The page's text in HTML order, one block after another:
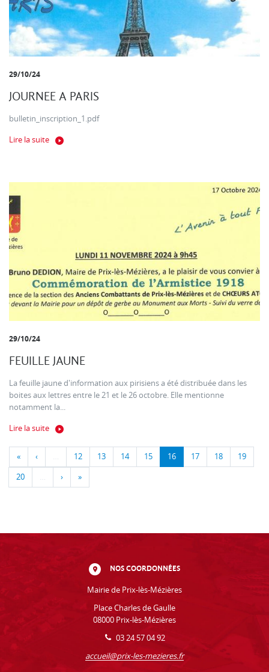
29/10/24
JOURNEE A PARIS
bulletin_inscription_1.pdf
Lire la suite
29/10/24
FEUILLE JAUNE
La feuille jaune d'information aux pirisiens a été distribuée dans les
boites aux lettres entre le 21 et le 26 octobre. Elle mentionne
notamment la...
Lire la suite
« ‹ … 12 13 14 15 16 17 18 19
20 … › »
NOS COORDONNÉES
Mairie de Prix-lès-Mézières
Place Charles de Gaulle
08000 Prix-lès-Mézières
03 24 57 04 92
accueil@prix-les-mezieres.fr